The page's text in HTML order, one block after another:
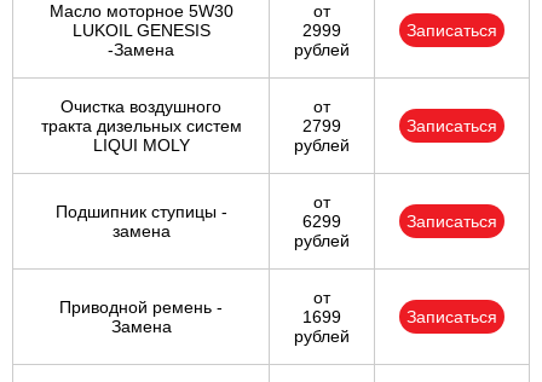
Масло моторное 5W30
LUKOIL GENESIS
-Замена
от
2999
рублей
Записаться
Очистка воздушного
тракта дизельных систем
LIQUI MOLY
от
2799
рублей
Записаться
Подшипник ступицы -
замена
от
6299
рублей
Записаться
Приводной ремень -
Замена
от
1699
рублей
Записаться